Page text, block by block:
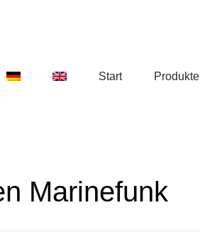
Start Produkte
Marinefunk